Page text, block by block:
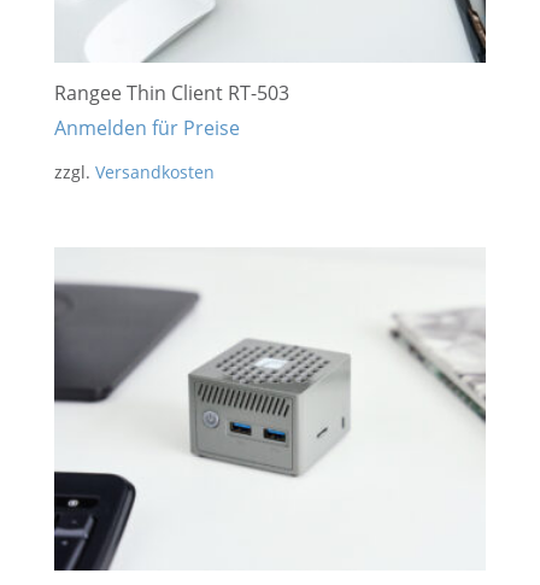
Rangee Thin Client RT-503
Anmelden für Preise
zzgl. Versandkosten